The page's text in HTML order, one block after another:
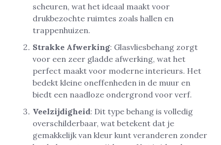
scheuren, wat het ideaal maakt voor
drukbezochte ruimtes zoals hallen en
trappenhuizen.
Strakke Afwerking: Glasvliesbehang zorgt
voor een zeer gladde afwerking, wat het
perfect maakt voor moderne interieurs. Het
bedekt kleine oneffenheden in de muur en
biedt een naadloze ondergrond voor verf.
Veelzijdigheid: Dit type behang is volledig
overschilderbaar, wat betekent dat je
gemakkelijk van kleur kunt veranderen zonder